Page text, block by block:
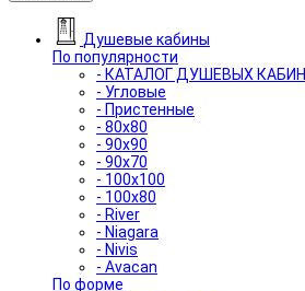
Душевые кабины
По популярности
- КАТАЛОГ ДУШЕВЫХ КАБИН
- Угловые
- Пристенные
- 80x80
- 90x90
- 90x70
- 100x100
- 100x80
- River
- Niagara
- Nivis
- Avacan
По форме